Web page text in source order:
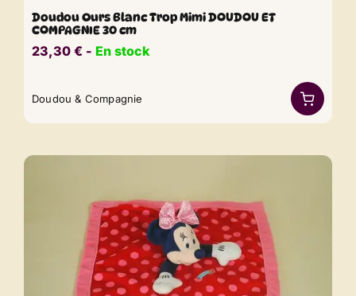
Doudou Ours Blanc Trop Mimi DOUDOU ET
COMPAGNIE 30 cm
23,30 € ​​ - En stock
Doudou & Compagnie